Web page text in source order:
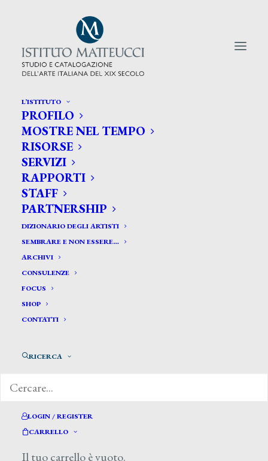
L’ISTITUTO
PROFILO
MOSTRE NEL TEMPO
RISORSE
SERVIZI
RAPPORTI
STAFF
PARTNERSHIP
DIZIONARIO DEGLI ARTISTI
SEMBRARE E NON ESSERE…
ARCHIVI
CONSULENZE
FOCUS
SHOP
CONTATTI
RICERCA
LOGIN / REGISTER
CARRELLO
Il tuo carrello è vuoto.
CERCA TRA GLI ARTISTI:
Search
for:
Zuliani Giovanni *
ZULIANI GIOVANNI
Di professione impiegato, si dedicò tardi alla
L’ammonizione della nonna, 1866, Fabiola